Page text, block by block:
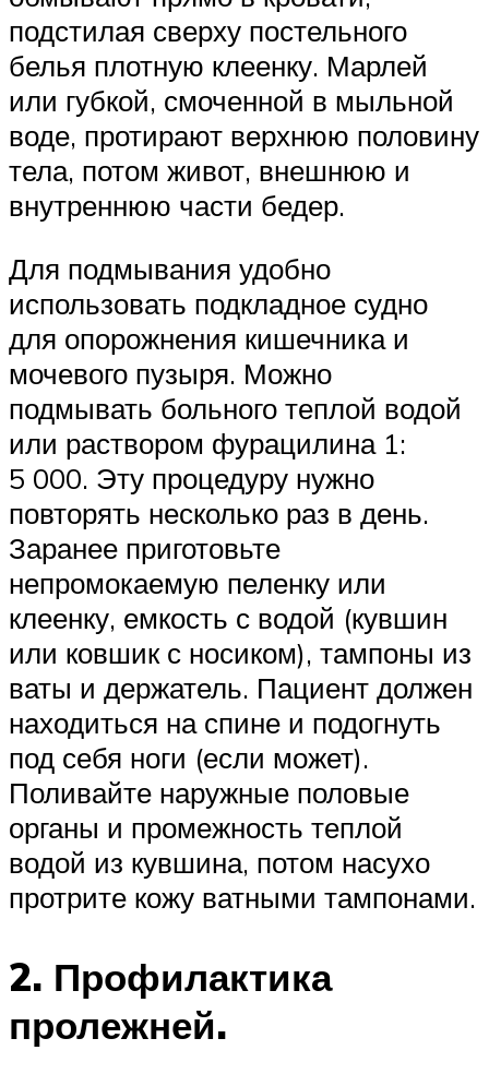
подстилая сверху постельного
белья плотную клеенку. Марлей
или губкой, смоченной в мыльной
воде, протирают верхнюю половину
тела, потом живот, внешнюю и
внутреннюю части бедер.
Для подмывания удобно
использовать подкладное судно
для опорожнения кишечника и
мочевого пузыря. Можно
подмывать больного теплой водой
или раствором фурацилина 1:
5 000. Эту процедуру нужно
повторять несколько раз в день.
Заранее приготовьте
непромокаемую пеленку или
клеенку, емкость с водой (кувшин
или ковшик с носиком), тампоны из
ваты и держатель. Пациент должен
находиться на спине и подогнуть
под себя ноги (если может).
Поливайте наружные половые
органы и промежность теплой
водой из кувшина, потом насухо
протрите кожу ватными тампонами.
2. Профилактика
пролежней.